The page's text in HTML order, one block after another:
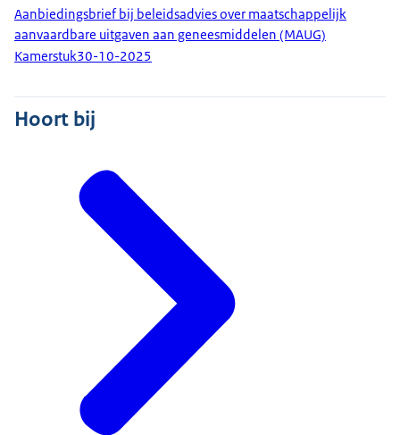
Aanbiedingsbrief bij beleidsadvies over maatschappelijk
aanvaardbare uitgaven aan geneesmiddelen (MAUG)
Kamerstuk30-10-2025
Hoort bij